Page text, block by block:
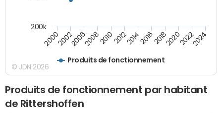
Produits de fonctionnement
200020022006200820102012201420162018202020222024
200k
© JDN 2026
Produits de fonctionnement par habitant
de Rittershoffen